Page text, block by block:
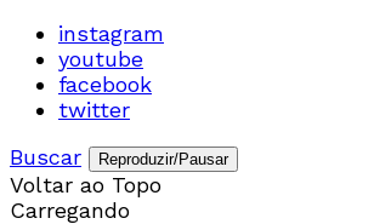
instagram
youtube
facebook
twitter
Buscar
Reproduzir/Pausar
Voltar ao Topo
Carregando